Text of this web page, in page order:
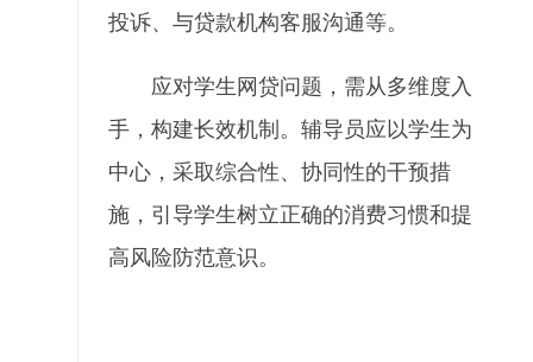
投诉、与贷款机构客服沟通等。
应对学生网贷问题，需从多维度入
手，构建长效机制。辅导员应以学生为
中心，采取综合性、协同性的干预措
施，引导学生树立正确的消费习惯和提
高风险防范意识。